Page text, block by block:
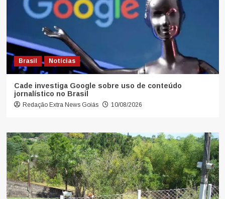
Brasil Notícias
Cade investiga Google sobre uso de conteúdo
jornalístico no Brasil
Redação Extra News Goiás 10/08/2026